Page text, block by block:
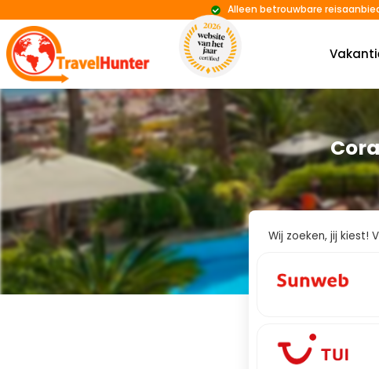
Alleen betrouwbare
Wij zoeken, jij kiest!